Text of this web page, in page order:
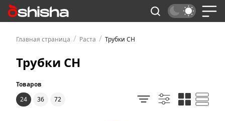
Главная страница / Раста / Трубки CH
Трубки CH
Товаров
24
36 72